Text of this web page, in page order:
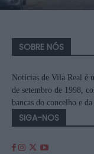
SOBRE NÓS
Notícias de Vila Real é
de setembro de 1998,
bancas do concelho e
SIGA-NOS